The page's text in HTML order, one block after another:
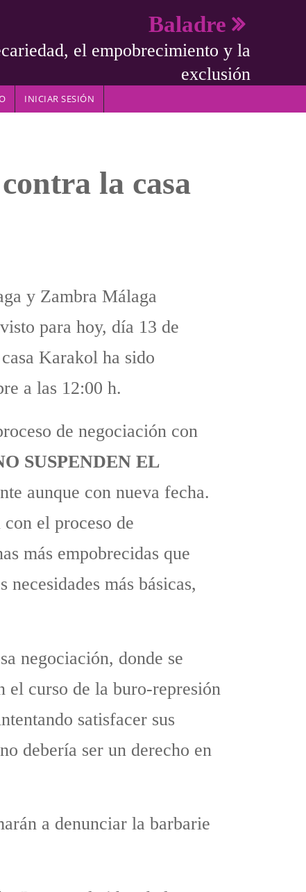
Baladre
el empobrecimiento y la
exclusión
INICIAR SESIÓN
la casa
y Zambra Málaga
para hoy, día 13 de
Karakol ha sido
a las 12:00 h.
de negociación con
SUSPENDEN EL
aunque con nueva fecha.
el proceso de
más empobrecidas que
necesidades más básicas,
negociación, donde se
el curso de la buro-represión
satisfacer sus
debería ser un derecho en
a denunciar la barbarie